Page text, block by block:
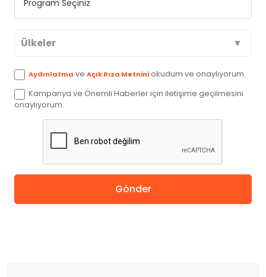
Ülkeler
Avustralya
Kanada
İngiltere
Amerika
Aydınlatma ve Açık Rıza Metniniokudum ve onaylıyorum.
Kampanya ve Önemli Haberler için iletişime geçilmesini
onaylıyorum.
Gönder